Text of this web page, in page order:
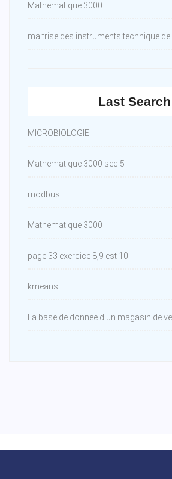
Mathematique 3000
maitrise des instruments technique de
Last Search
MICROBIOLOGIE
Mathematique 3000 sec 5
modbus
Mathematique 3000
page 33 exercice 8,9 est 10
kmeans
La base de donnee d un magasin de